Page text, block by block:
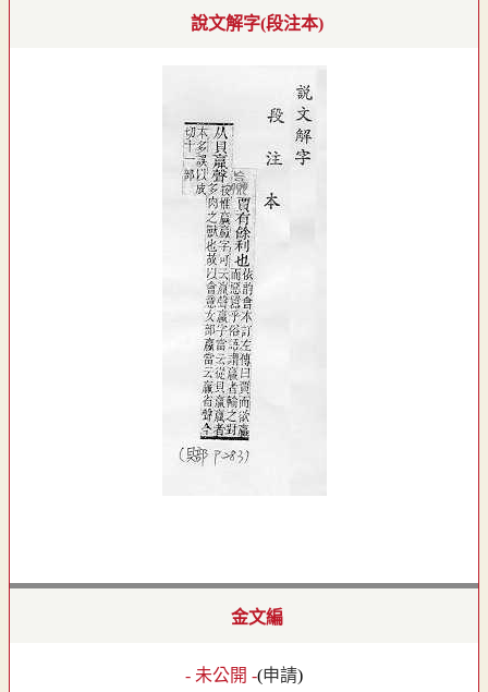
說文解字(段注本)
金文編
- 未公開 -(申請)